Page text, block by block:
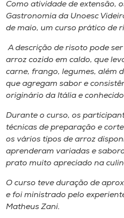
Unoesc
Selecione
o idioma
A+
A-
Como atividade de extensão,
Gastronomia da Unoesc
de maio, um curso prático de
A descrição de risoto pode
arroz cozido em caldo, que
carne, frango, legumes, além
que agregam sabor e
originário da Itália e
Durante o curso, os
técnicas de preparação e
os vários tipos de arroz
aprenderam variadas e
prato muito apreciado na
O curso teve duração de
e foi ministrado pelo
Matheus Zani.